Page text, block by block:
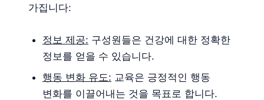
가집니다:
정보 제공: 구성원들은 건강에 대한 정확한
정보를 얻을 수 있습니다.
행동 변화 유도: 교육은 긍정적인 행동
변화를 이끌어내는 것을 목표로 합니다.